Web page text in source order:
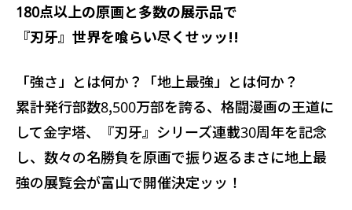
180点以上の原画と多数の展示品で
『刃牙』世界を喰らい尽くせッッ!!
「強さ」とは何か？「地上最強」とは何か？
累計発行部数8,500万部を誇る、格闘漫画の王道に
して金字塔、『刃牙』シリーズ連載30周年を記念
し、数々の名勝負を原画で振り返るまさに地上最
強の展覧会が富山で開催決定ッッ！